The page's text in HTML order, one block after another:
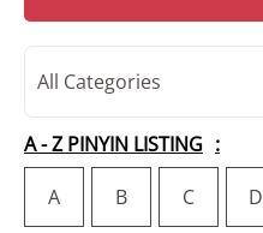
All Categories
A - Z PINYIN LISTING
A
B C D